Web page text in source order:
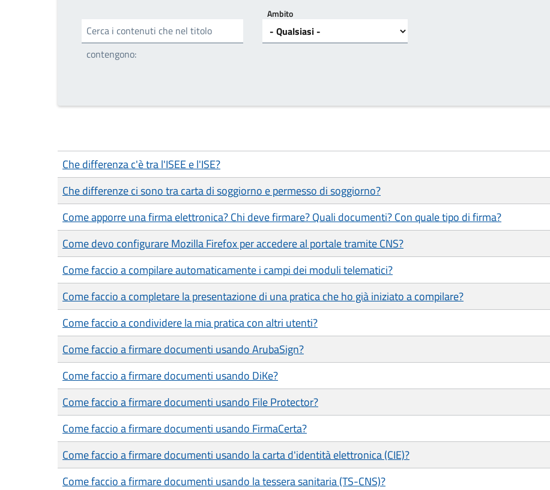
Cerca i contenuti che nel titolo
contengono:
Ambito
Che differenza c'è tra l'ISEE e l'ISE?
Che differenze ci sono tra carta di soggiorno e permesso di soggiorno?
Come apporre una firma elettronica? Chi deve firmare? Quali documenti? Con quale tipo di firma?
Come devo configurare Mozilla Firefox per accedere al portale tramite CNS?
Come faccio a compilare automaticamente i campi dei moduli telematici?
Come faccio a completare la presentazione di una pratica che ho già iniziato a compilare?
Come faccio a condividere la mia pratica con altri utenti?
Come faccio a firmare documenti usando ArubaSign?
Come faccio a firmare documenti usando DiKe?
Come faccio a firmare documenti usando File Protector?
Come faccio a firmare documenti usando FirmaCerta?
Come faccio a firmare documenti usando la carta d'identità elettronica (CIE)?
Come faccio a firmare documenti usando la tessera sanitaria (TS-CNS)?